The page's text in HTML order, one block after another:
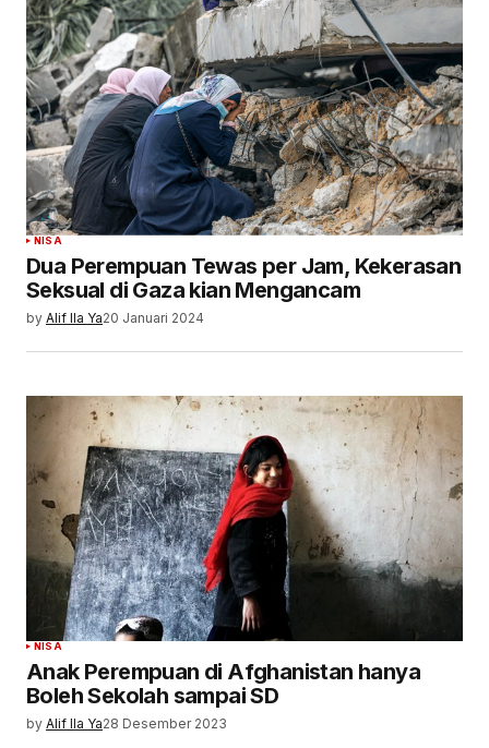
NISA
Dua Perempuan Tewas per Jam, Kekerasan
Seksual di Gaza kian Mengancam
by Alif Ila Ya20 Januari 2024
NISA
Anak Perempuan di Afghanistan hanya
Boleh Sekolah sampai SD
by Alif Ila Ya28 Desember 2023